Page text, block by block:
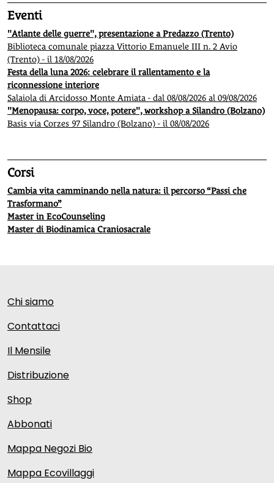
Eventi
"Atlante delle guerre", presentazione a Predazzo (Trento)
Biblioteca comunale piazza Vittorio Emanuele III n. 2 Avio
(Trento) - il 18/08/2026
Festa della luna 2026: celebrare il rallentamento e la
riconnessione interiore
Salaiola di Arcidosso Monte Amiata - dal 08/08/2026 al 09/08/2026
"Menopausa: corpo, voce, potere", workshop a Silandro (Bolzano)
Basis via Corzes 97 Silandro (Bolzano) - il 08/08/2026
Corsi
Cambia vita camminando nella natura: il percorso “Passi che
Trasformano”
Master in EcoCounseling
Master di Biodinamica Craniosacrale
Chi siamo
Contattaci
Il Mensile
Distribuzione
Shop
Abbonati
Mappa Negozi Bio
Mappa Ecovillaggi